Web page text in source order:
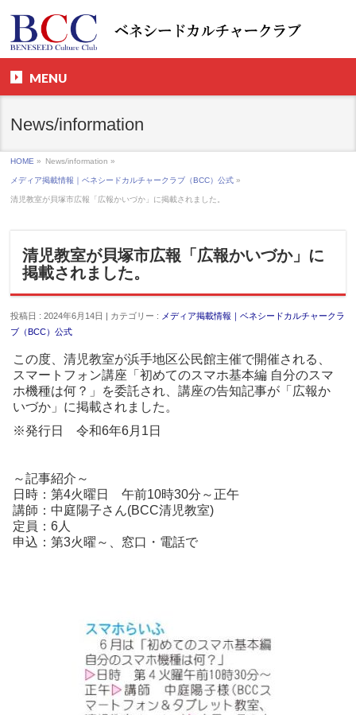
MENU
News/information
HOME » News/information »
メディア掲載情報｜ベネシードカルチャークラブ（BCC）公式 »
清児教室が貝塚市広報「広報かいづか」に掲載されました。
清児教室が貝塚市広報「広報かいづか」に
掲載されました。
投稿日 : 2024年6月14日 | カテゴリー : メディア掲載情報｜ベネシードカルチャークラ
ブ（BCC）公式
この度、清児教室が浜手地区公民館主催で開催される、
スマートフォン講座「初めてのスマホ基本編 自分のスマ
ホ機種は何？」を委託され、講座の告知記事が「広報か
いづか」に掲載されました。
※発行日 令和6年6月1日
～記事紹介～
日時：第4火曜日 午前10時30分～正午
講師：中庭陽子さん(BCC清児教室)
定員：6人
申込：第3火曜～、窓口・電話で